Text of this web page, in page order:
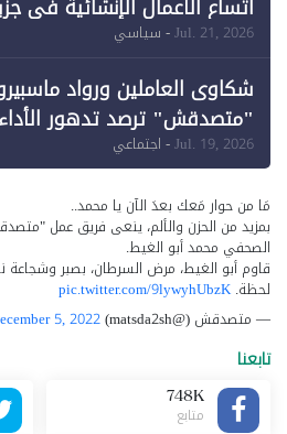
اتساع الأعمال الإنشائية في
Jul. 21, 2026- سياسي
شكاوى العاملين ورواد
"متصدقش" ترصد تدهور الأداء
للإعلام"
Jul. 19, 2026- اجتماعي
مَا من حوار مَعك بعدَ الآن يا محمد..
بمزيد من الحزن والألم، ينعى فريق عمل
الصحفي محمد أبو الغيط.
قاوم أبو الغيط، مرض السرطان، بصبر وشجاعة
لحظة. pic.twitter.com/9lywyhUbzK
— متصدقش (@matsda2sh)
5, 2022
تابعنا
748K
متابع